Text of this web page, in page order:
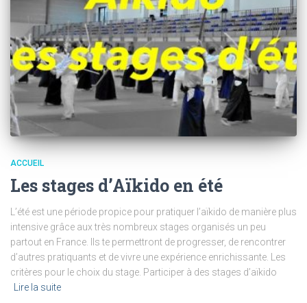
ACCUEIL
Les stages d’Aïkido en été
L’été est une période propice pour pratiquer l’aïkido de manière plus
intensive grâce aux très nombreux stages organisés un peu
partout en France. Ils te permettront de progresser, de rencontrer
d’autres pratiquants et de vivre une expérience enrichissante. Les
critères pour le choix du stage. Participer à des stages d’aïkido
Lire la suite